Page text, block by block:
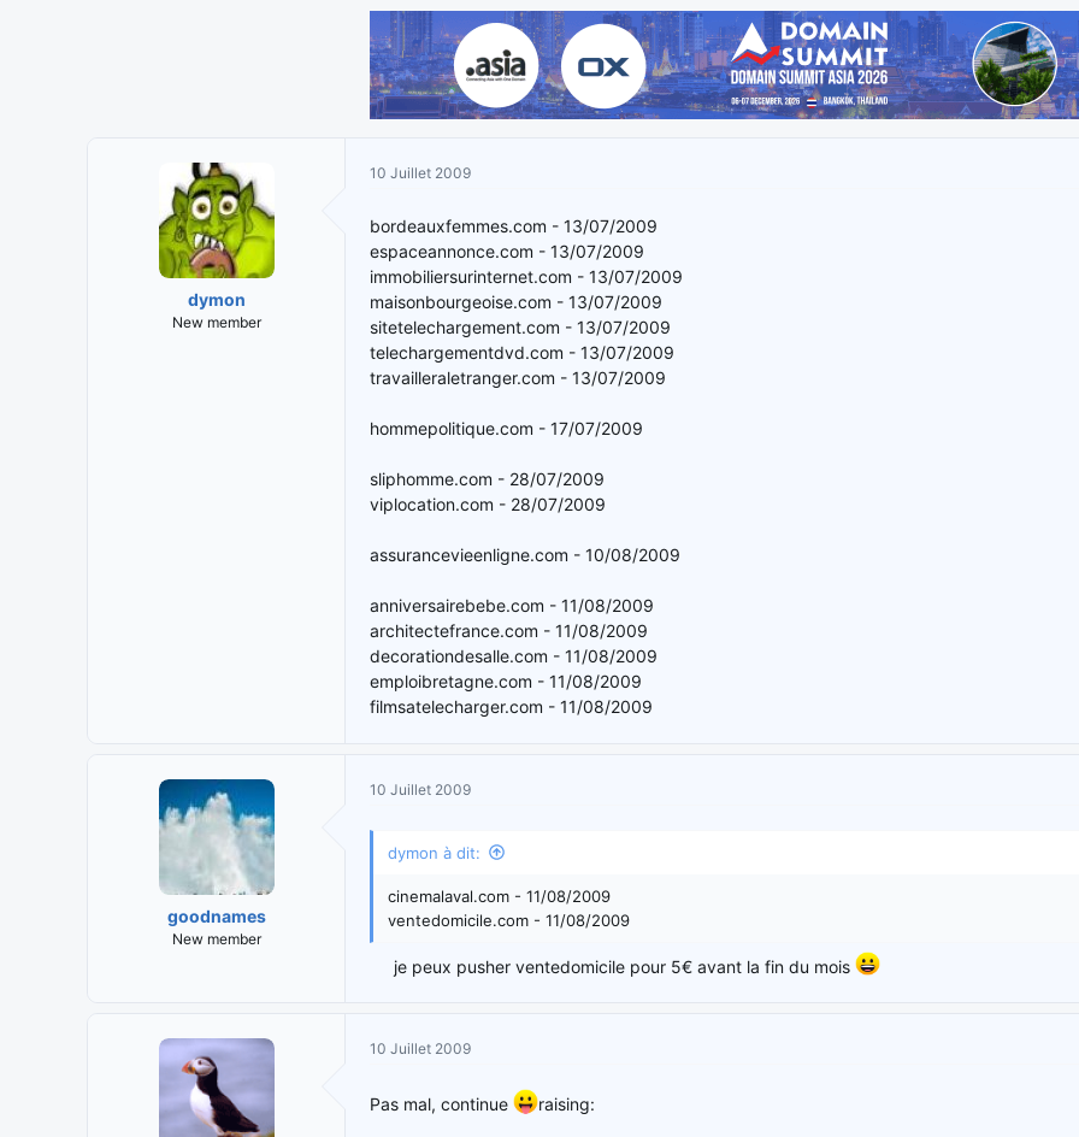
dymon
New member
10 Juillet 2009
bordeauxfemmes.com - 13/07/2009
espaceannonce.com - 13/07/2009
immobiliersurinternet.com - 13/07/2009
maisonbourgeoise.com - 13/07/2009
sitetelechargement.com - 13/07/2009
telechargementdvd.com - 13/07/2009
travailleraletranger.com - 13/07/2009
hommepolitique.com - 17/07/2009
sliphomme.com - 28/07/2009
viplocation.com - 28/07/2009
assurancevieenligne.com - 10/08/2009
anniversairebebe.com - 11/08/2009
architectefrance.com - 11/08/2009
decorationdesalle.com - 11/08/2009
emploibretagne.com - 11/08/2009
filmsatelecharger.com - 11/08/2009
goodnames
New member
10 Juillet 2009
dymon à dit:
cinemalaval.com - 11/08/2009
ventedomicile.com - 11/08/2009
je peux pusher ventedomicile pour 5€ avant la fin du mois
10 Juillet 2009
Pas mal, continue raising: